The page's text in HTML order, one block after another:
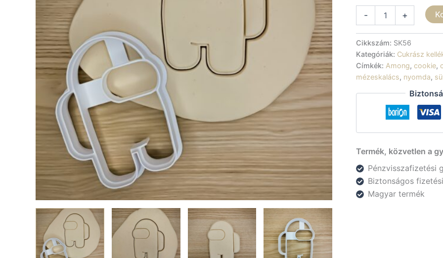
-
us
mennyiség
+
Cikkszám: SK56
Kategóriák: Cukrász
Címkék: Among, cookie,
mézeskalács, nyomda,
Termék, közvetlen a
Pénzvisszafizetési
Biztonságos
Magyar termék